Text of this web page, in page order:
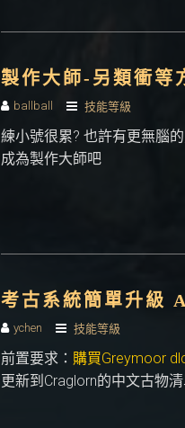
製作大師-另類衝等
ballball 技能等級
練小號很累? 也許有更無腦
成為製作大師吧
考古系統簡單升
ychen 技能等級
前置要求： 購買Greymoor
更新到Craglorn的中文古物清